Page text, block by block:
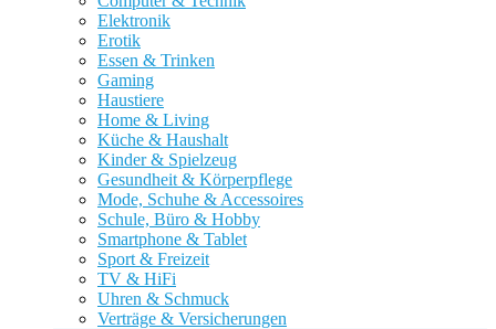
Elektronik
Erotik
Essen & Trinken
Gaming
Haustiere
Home & Living
Küche & Haushalt
Kinder & Spielzeug
Gesundheit & Körperpflege
Mode, Schuhe & Accessoires
Schule, Büro & Hobby
Smartphone & Tablet
Sport & Freizeit
TV & HiFi
Uhren & Schmuck
Verträge & Versicherungen